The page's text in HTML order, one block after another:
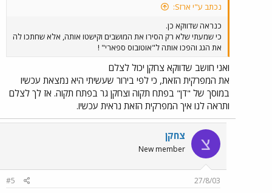
נכתב ע"י ארזS:
כנראה שדווקא כן.
כי שמעתי שלא רק הסירו את המושבים וקישטו אותה, אלא שחתכו לה
את הגג והפכו אותה ל"אוטובוס ספארי" !
ואני חושב שדווקא צחקן יכול לצלם
את המפרקית הזאת, כי לפי בירור שעשיתי היא נמצאת עכשיו
במוסך של "דן" בפתח תקוה וצחקן גר בפתח תקוה. אז לך לצלם
ותראה לנו איך המפרקית הזאת נראית עכשיו.
צ צחקן
New member
27/8/03
#5